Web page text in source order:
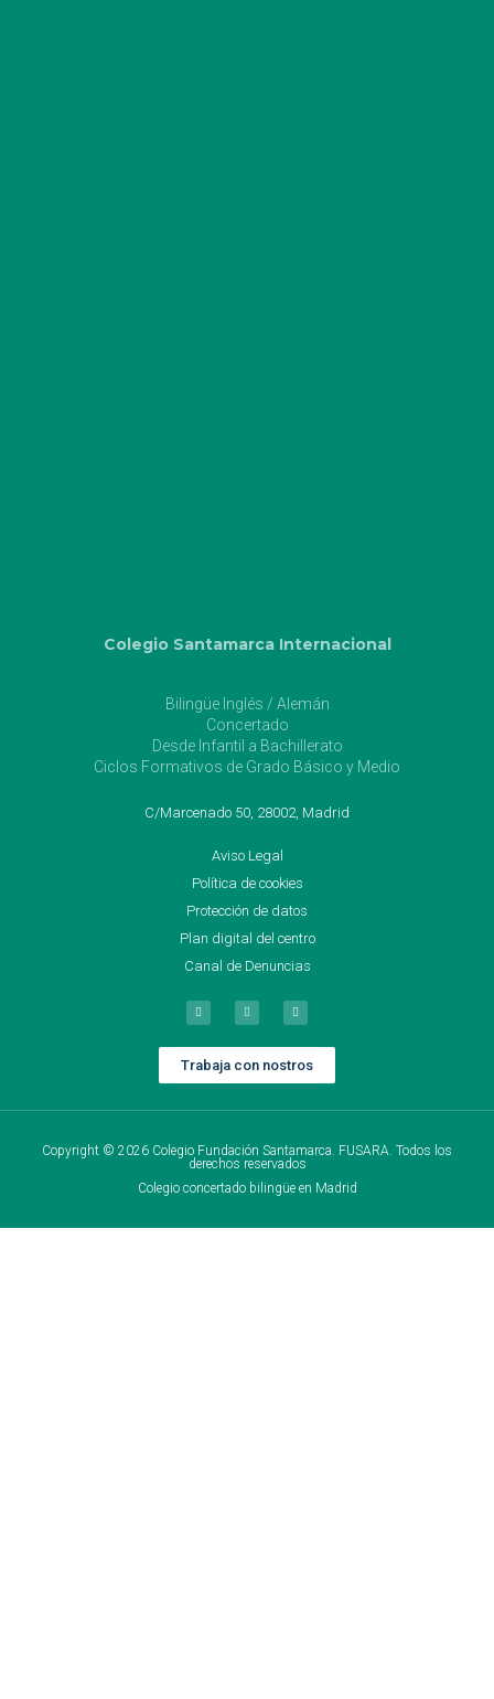
Colegio Santamarca Internacional
Bilingüe Inglés / Alemán
Concertado
Desde Infantil a Bachillerato
Ciclos Formativos de Grado Básico y Medio
C/Marcenado 50, 28002, Madrid
Aviso Legal
Política de cookies
Protección de datos
Plan digital del centro
Canal de Denuncias
Trabaja con nostros
Copyright © 2026 Colegio Fundación Santamarca. FUSARA. Todos los
derechos reservados
Colegio concertado bilingüe en Madrid